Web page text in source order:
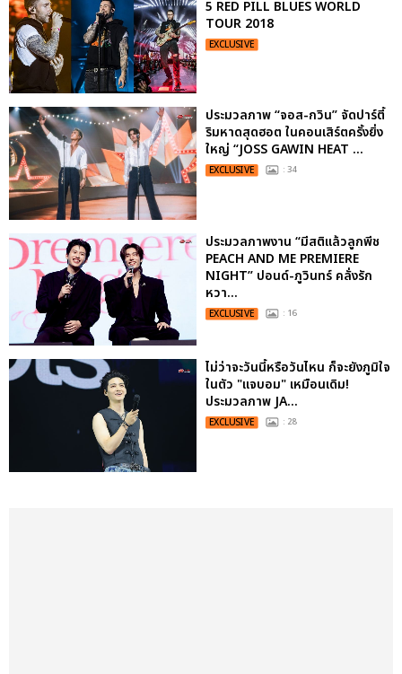
5 RED PILL BLUES WORLD
TOUR 2018
EXCLUSIVE
ประมวลภาพ “จอส-กวิน” จัดปาร์ตี้
ริมหาดสุดฮอต ในคอนเสิร์ตครั้งยิ่ง
ใหญ่ “JOSS GAWIN HEAT ...
EXCLUSIVE : 34
ประมวลภาพงาน “มีสติแล้วลูกพีช
PEACH AND ME PREMIERE
NIGHT” ปอนด์-ภูวินทร์ คลั่งรัก
หวา...
EXCLUSIVE : 16
ไม่ว่าจะวันนี้หรือวันไหน ก็จะยังภูมิใจ
ในตัว "แจบอม" เหมือนเดิม!
ประมวลภาพ JA...
EXCLUSIVE : 28